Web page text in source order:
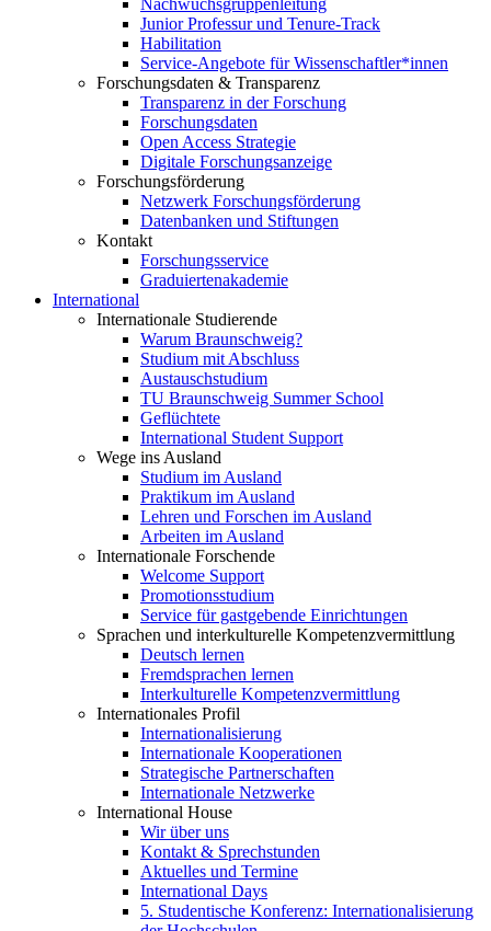
Nachwuchsgruppenleitung
Junior Professur und Tenure-Track
Habilitation
Service-Angebote für Wissenschaftler*innen
Forschungsdaten & Transparenz
Transparenz in der Forschung
Forschungsdaten
Open Access Strategie
Digitale Forschungsanzeige
Forschungsförderung
Netzwerk Forschungsförderung
Datenbanken und Stiftungen
Kontakt
Forschungsservice
Graduiertenakademie
International
Internationale Studierende
Warum Braunschweig?
Studium mit Abschluss
Austauschstudium
TU Braunschweig Summer School
Geflüchtete
International Student Support
Wege ins Ausland
Studium im Ausland
Praktikum im Ausland
Lehren und Forschen im Ausland
Arbeiten im Ausland
Internationale Forschende
Welcome Support
Promotionsstudium
Service für gastgebende Einrichtungen
Sprachen und interkulturelle Kompetenzvermittlung
Deutsch lernen
Fremdsprachen lernen
Interkulturelle Kompetenzvermittlung
Internationales Profil
Internationalisierung
Internationale Kooperationen
Strategische Partnerschaften
Internationale Netzwerke
International House
Wir über uns
Kontakt & Sprechstunden
Aktuelles und Termine
International Days
5. Studentische Konferenz: Internationalisierung